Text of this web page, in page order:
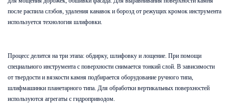
после распила слэбов, удаления канавок и борозд от режущих кромок инструмента
используется технология шлифовки.
Процесс делится на три этапа: обдирку, шлифовку и лощение. При помощи
специального инструмента с поверхности снимается тонкий слой. В зависимости
от твердости и вязкости камня подбирается оборудование ручного типа,
шлифмашинки планетарного типа. Для обработки вертикальных поверхностей
используются агрегаты с гидроприводом.